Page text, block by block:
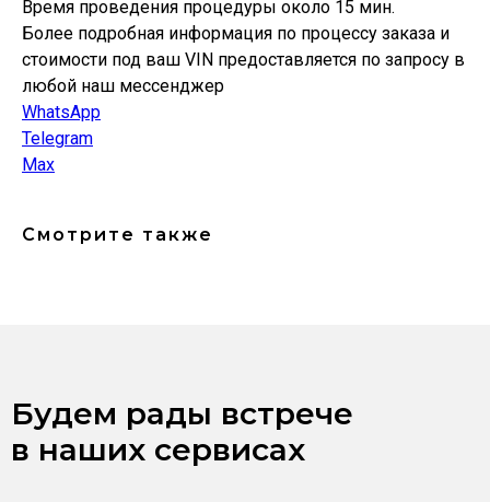
Время проведения процедуры около 15 мин.
Более подробная информация по процессу заказа и
стоимости под ваш VIN предоставляется по запросу в
любой наш мессенджер
WhatsApp
Telegram
Max
Смотрите также
Будем рады встрече
в наших сервисах